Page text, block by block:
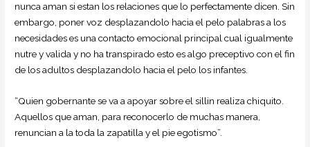
nunca aman si estan los relaciones que lo perfectamente dicen. Sin
embargo, poner voz desplazandolo hacia el pelo palabras a los
necesidades es una contacto emocional principal cual igualmente
nutre y valida y no ha transpirado esto es algo preceptivo con el fin
de los adultos desplazandolo hacia el pelo los infantes.
“Quien gobernante se va a apoyar sobre el silli­n realiza chiquito.
Aquellos que aman, para reconocerlo de muchas manera,
renuncian a la toda la zapatilla y el pie egotismo”.